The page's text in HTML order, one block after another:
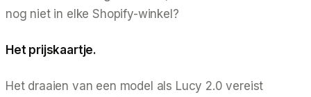
nog niet in elke Shopify-winkel?
Het prijskaartje.
Het draaien van een model als Lucy 2.0 vereist